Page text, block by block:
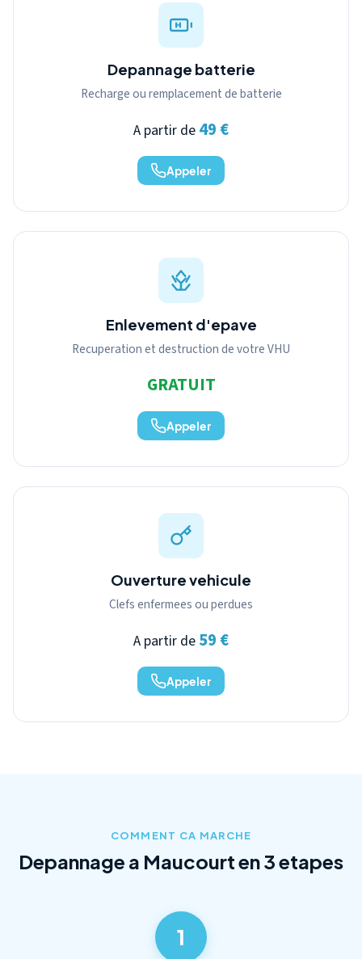
Depannage batterie
Recharge ou remplacement de batterie
A partir de 49 €
Appeler
Enlevement d'epave
Recuperation et destruction de votre VHU
GRATUIT
Appeler
Ouverture vehicule
Clefs enfermees ou perdues
A partir de 59 €
Appeler
COMMENT CA MARCHE
Depannage a Maucourt en 3 etapes
1